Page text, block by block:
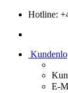
Hotline:
E-